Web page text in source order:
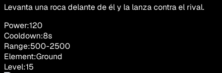
Levanta una roca delante de él y la lanza contra el rival.
Power:120
Cooldown:8s
Range:500-2500
Element:Ground
Level:15